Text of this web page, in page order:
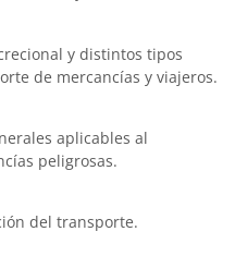
y distintos tipos
de mercancías y viajeros.
aplicables al
peligrosas.
del transporte.